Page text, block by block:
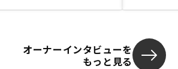
オーナーインタビューを
もっと見る